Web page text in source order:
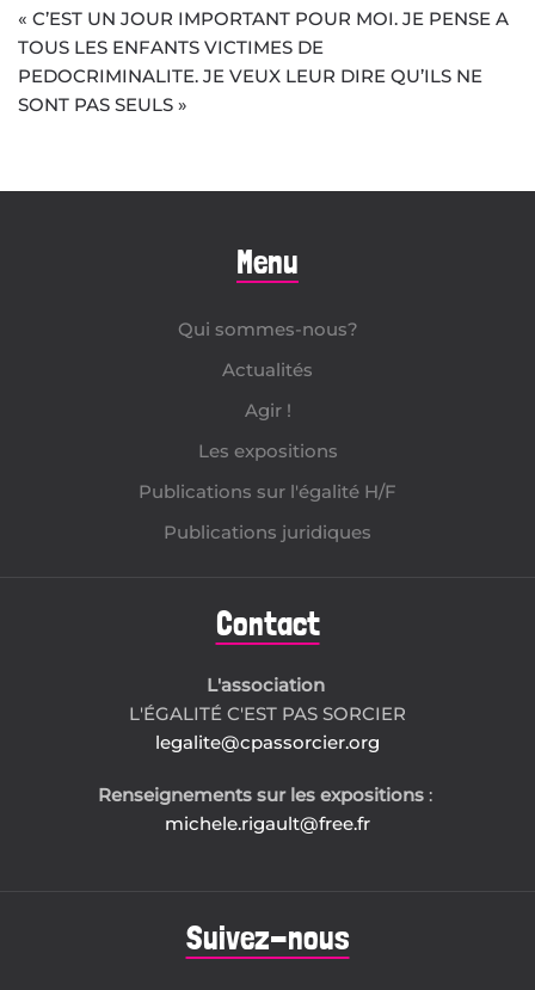
« C’EST UN JOUR IMPORTANT POUR MOI. JE PENSE A
TOUS LES ENFANTS VICTIMES DE
PEDOCRIMINALITE. JE VEUX LEUR DIRE QU’ILS NE
SONT PAS SEULS »
Menu
Qui sommes-nous?
Actualités
Agir !
Les expositions
Publications sur l'égalité H/F
Publications juridiques
Contact
L'association
L'ÉGALITÉ C'EST PAS SORCIER
legalite@cpassorcier.org
Renseignements sur les expositions :
michele.rigault@free.fr
Suivez-nous